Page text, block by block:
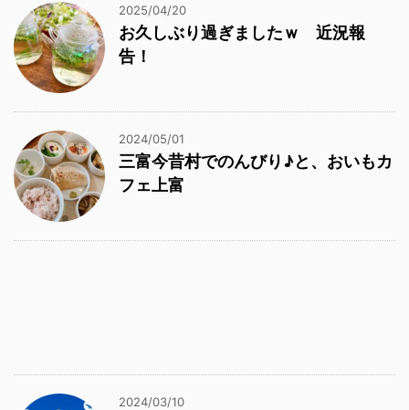
2025/04/20
お久しぶり過ぎましたｗ 近況報
告！
2024/05/01
三富今昔村でのんびり♪と、おいもカ
フェ上富
2024/03/10